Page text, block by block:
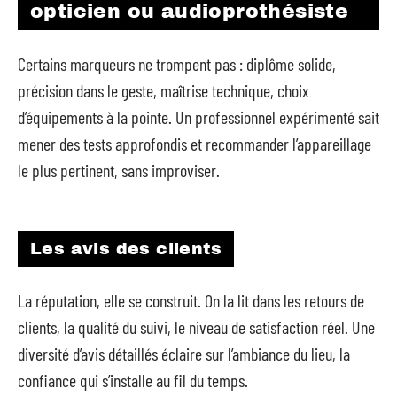
opticien ou audioprothésiste
Certains marqueurs ne trompent pas : diplôme solide,
précision dans le geste, maîtrise technique, choix
d’équipements à la pointe. Un professionnel expérimenté sait
mener des tests approfondis et recommander l’appareillage
le plus pertinent, sans improviser.
Les avis des clients
La réputation, elle se construit. On la lit dans les retours de
clients, la qualité du suivi, le niveau de satisfaction réel. Une
diversité d’avis détaillés éclaire sur l’ambiance du lieu, la
confiance qui s’installe au fil du temps.